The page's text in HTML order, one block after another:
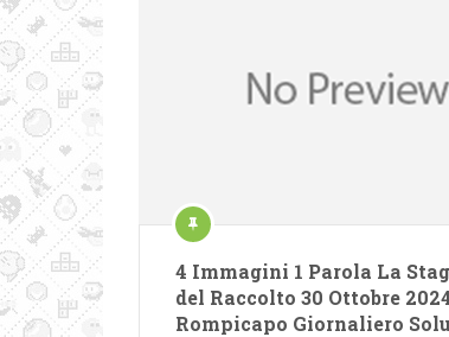
4 Immagini 1 Parola La
del Raccolto 30 Ottobre
Rompicapo Giornaliero